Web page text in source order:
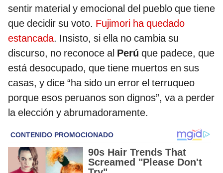
sentir material y emocional del pueblo que tiene
que decidir su voto. Fujimori ha quedado
estancada. Insisto, si ella no cambia su
discurso, no reconoce al Perú que padece, que
está desocupado, que tiene muertos en sus
casas, y dice “ha sido un error el terruqueo
porque esos peruanos son dignos”, va a perder
la elección y abrumadoramente.